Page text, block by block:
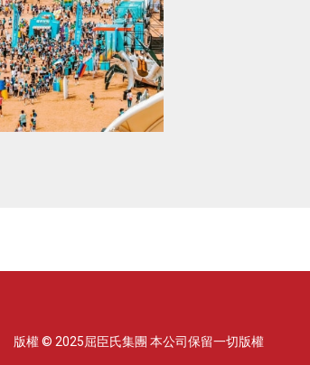
版權 © 2025屈臣氏集團 本公司保留一切版權